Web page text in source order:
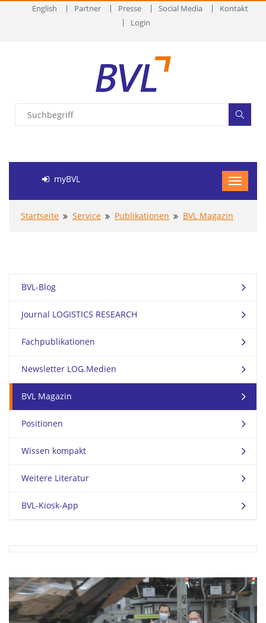
English Partner Presse Social Media
Kontakt
Login
myBVL
Startseite Service Publikationen BVL Magazin
BVL-Blog
Journal LOGISTICS RESEARCH
Fachpublikationen
Newsletter LOG.Medien
BVL Magazin
Positionen
Wissen kompakt
Weitere Literatur
BVL-Kiosk-App